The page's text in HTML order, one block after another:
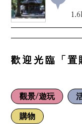
歡迎光臨「置
觀景/遊玩
購物